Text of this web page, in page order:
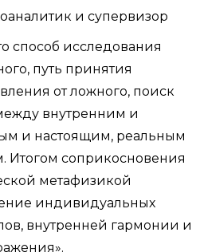
и супервизор
способ исследования
путь принятия
от ложного, поиск
внутренним и
и настоящим, реальным
Итогом соприкосновения
метафизикой
индивидуальных
внутренней гармонии и